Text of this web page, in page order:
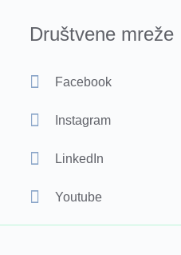
Društvene mreže
Facebook
Instagram
LinkedIn
Youtube